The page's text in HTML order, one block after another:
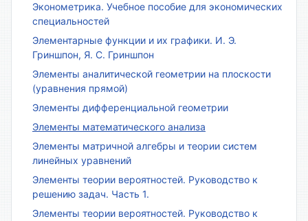
Эконометрика. Учебное пособие для экономических
специальностей
Элементарные функции и их графики. И. Э.
Гриншпон, Я. С. Гриншпон
Элементы аналитической геометрии на плоскости
(уравнения прямой)
Элементы дифференциальной геометрии
Элементы математического анализа
Элементы матричной алгебры и теории систем
линейных уравнений
Элементы теории вероятностей. Руководство к
решению задач. Часть 1.
Элементы теории вероятностей. Руководство к